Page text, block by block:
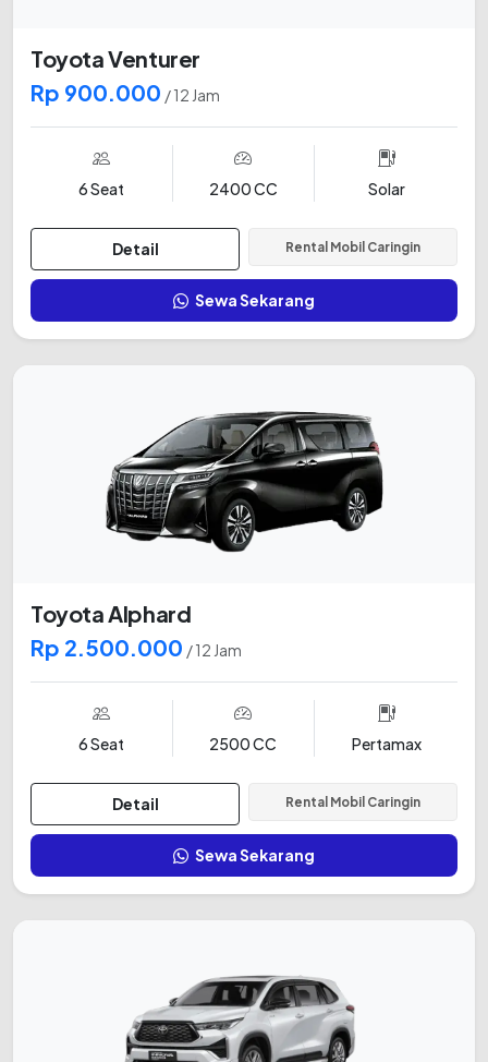
Toyota Venturer
Rp 900.000 / 12 Jam
6 Seat 2400 CC Solar
Detail Rental Mobil Caringin
Sewa Sekarang
Toyota Alphard
Rp 2.500.000 / 12 Jam
6 Seat 2500 CC Pertamax
Detail Rental Mobil Caringin
Sewa Sekarang